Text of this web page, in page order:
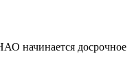
начинается досрочное